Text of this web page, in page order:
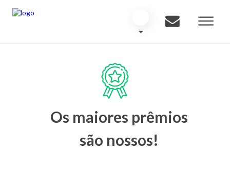
Os maiores prêmios
são nossos!